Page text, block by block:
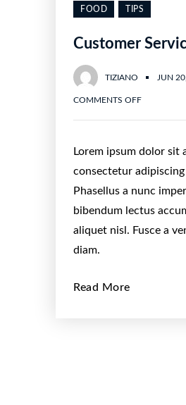
FOOD TIPS
Customer
TIZIANO JUN
COMMENTS OFF
Lorem ipsum dolor sit
consectetur
Phasellus a nunc
bibendum lectus
aliquet nisl. Fusce a
diam.
Read More